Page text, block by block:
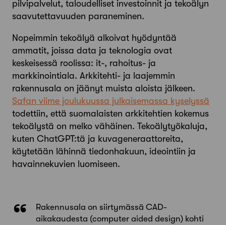
pilvipalvelut, taloudelliset investoinnit ja tekoälyn
saavutettavuuden paraneminen.
Nopeimmin tekoälyä alkoivat hyödyntää
ammatit, joissa data ja teknologia ovat
keskeisessä roolissa: it-, rahoitus- ja
markkinointiala. Arkkitehti- ja laajemmin
rakennusala on jäänyt muista aloista jälkeen.
Safan viime joulukuussa julkaisemassa kyselyssä
todettiin, että suomalaisten arkkitehtien kokemus
tekoälystä on melko vähäinen. Tekoälytyökaluja,
kuten ChatGPT:tä ja kuvageneraattoreita,
käytetään lähinnä tiedonhakuun, ideointiin ja
havainnekuvien luomiseen.
Rakennusala on siirtymässä CAD-
aikakaudesta (computer aided design) kohti